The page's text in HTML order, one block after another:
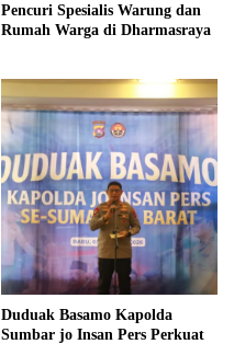
Pencuri Spesialis Warung dan
Rumah Warga di Dharmasraya
Duduak Basamo Kapolda
Sumbar jo Insan Pers Perkuat